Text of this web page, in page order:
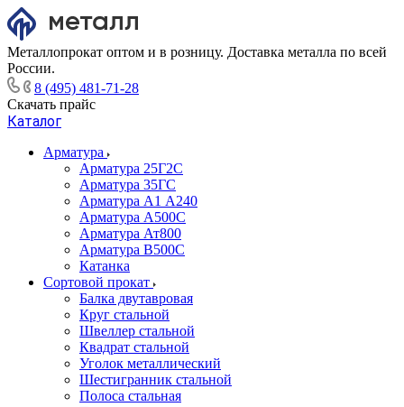
Металлопрокат оптом и в розницу. Доставка металла по всей
России.
8 (495) 481-71-28
Скачать прайс
Каталог
Арматура
Арматура 25Г2С
Арматура 35ГС
Арматура А1 А240
Арматура А500С
Арматура Ат800
Арматура В500С
Катанка
Сортовой прокат
Балка двутавровая
Круг стальной
Швеллер стальной
Квадрат стальной
Уголок металлический
Шестигранник стальной
Полоса стальная